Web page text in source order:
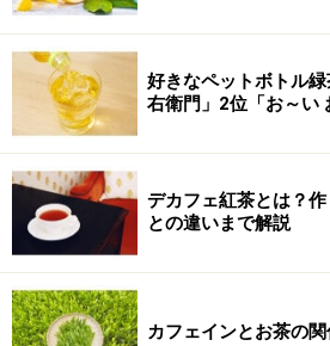
好きなペットボトル
右衛門」2位「お～い
デカフェ紅茶とは？
との違いまで解説
カフェインとお茶の